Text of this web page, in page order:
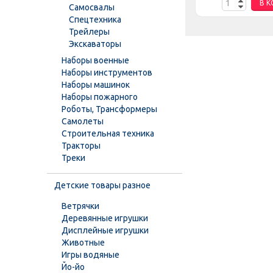
В
Самосвалы
Спецтехника
Трейлеры
Экскаваторы
Наборы военные
Наборы инструментов
Наборы машинок
Наборы пожарного
Роботы, Трансформеры
Самолеты
Строительная техника
Тракторы
Треки
Детские товары разное
Ветрячки
Деревянные игрушки
Дисплейные игрушки
Животные
Игры водяные
Йо-йо